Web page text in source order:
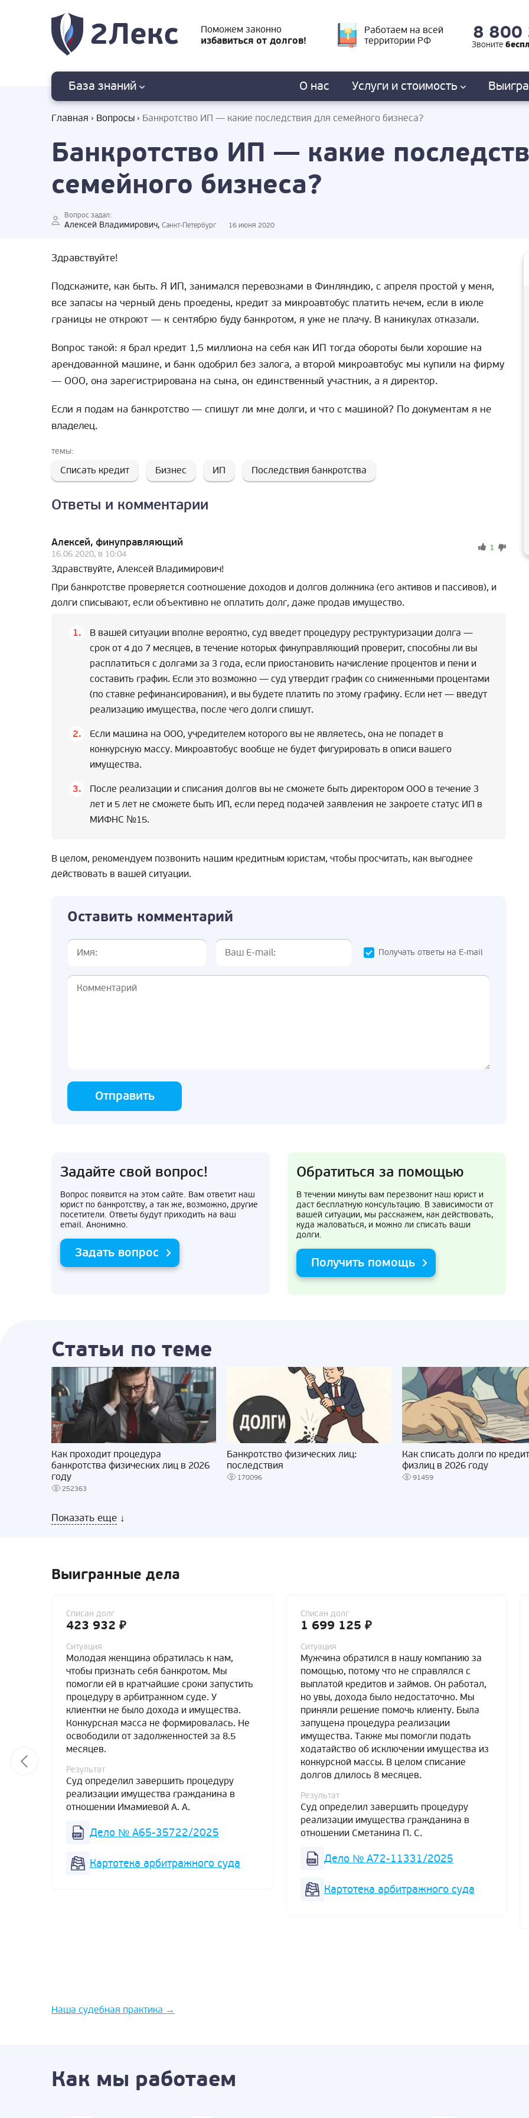
Поможем законно
избавиться от долгов!
Работаем на всей
территории РФ
8 800
Звоните
База знаний О нас Услуги и стоимость
Главная Вопросы Банкротство ИП — какие последствия для семейного бизнеса?
Банкротство ИП — какие
семейного бизнеса?
Вопрос задал:
Алексей Владимирович, Санкт-Петербург 16 июня 2020
Здравствуйте!
Подскажите, как быть. Я ИП, занимался перевозками в Финляндию, с апреля простой у меня,
все запасы на черный день проедены, кредит за микроавтобус платить нечем, если в июле
границы не откроют — к сентябрю буду банкротом, я уже не плачу. В каникулах отказали.
Вопрос такой: я брал кредит 1,5 миллиона на себя как ИП тогда обороты были хорошие на
арендованной машине, и банк одобрил без залога, а второй микроавтобус мы купили на фирму
— ООО, она зарегистрирована на сына, он единственный участник, а я директор.
Если я подам на банкротство — спишут ли мне долги, и что с машиной? По документам я не
владелец.
темы:
Списать кредит Бизнес ИП Последствия банкротства
Ответы и комментарии
Алексей, финуправляющий
16.06.2020, в 10:04
1
Здравствуйте, Алексей Владимирович!
При банкротстве проверяется соотношение доходов и долгов должника (его активов и пассивов), и
долги списывают, если объективно не оплатить долг, даже продав имущество.
В вашей ситуации вполне вероятно, суд введет процедуру реструктуризации долга —
срок от 4 до 7 месяцев, в течение которых финуправляющий проверит, способны ли вы
расплатиться с долгами за 3 года, если приостановить начисление процентов и пени и
составить график. Если это возможно — суд утвердит график со сниженными процентами
(по ставке рефинансирования), и вы будете платить по этому графику. Если нет — введут
реализацию имущества, после чего долги спишут.
Если машина на ООО, учредителем которого вы не являетесь, она не попадет в
конкурсную массу. Микроавтобус вообще не будет фигурировать в описи вашего
имущества.
После реализации и списания долгов вы не сможете быть директором ООО в течение 3
лет и 5 лет не сможете быть ИП, если перед подачей заявления не закроете статус ИП в
МИФНС №15.
В целом, рекомендуем позвонить нашим кредитным юристам, чтобы просчитать, как выгоднее
действовать в вашей ситуации.
Оставить комментарий
Получать ответы на E-mail
Отправить
Задайте свой вопрос!
Вопрос появится на этом сайте. Вам ответит наш
юрист по банкротству, а так же, возможно, другие
посетители. Ответы будут приходить на ваш
email. Анонимно.
Задать вопрос
Обратиться за помощью
В течении минуты вам перезвонит наш юрист и
даст бесплатную консультацию. В зависимости от
вашей ситуации, мы расскажем, как действовать,
куда жаловаться, и можно ли списать ваши
долги.
Получить помощь
Статьи по теме
Как проходит процедура
банкротства физических лиц в 2026
году
252363
Банкротство физических лиц:
последствия
170096
Как списать долги по
физлиц в 2026 году
91459
Показать еще ↓
Выигранные дела
Списан долг
423 932 ₽
Ситуация
Молодая женщина обратилась к нам,
чтобы признать себя банкротом. Мы
помогли ей в кратчайшие сроки запустить
процедуру в арбитражном суде. У
клиентки не было дохода и имущества.
Конкурсная масса не формировалась. Не
освободили от задолженностей за 8.5
месяцев.
Результат
Суд определил завершить процедуру
реализации имущества гражданина в
отношении Имамиевой А. А.
Дело № А65-35722/2025
Картотека арбитражного суда
Списан долг
1 699 125 ₽
Ситуация
Мужчина обратился в нашу компанию за
помощью, потому что не справлялся с
выплатой кредитов и займов. Он работал,
но увы, дохода было недостаточно. Мы
приняли решение помочь клиенту. Была
запущена процедура реализации
имущества. Также мы помогли подать
ходатайство об исключении имущества из
конкурсной массы. В целом списание
долгов длилось 8 месяцев.
Результат
Суд определил завершить процедуру
реализации имущества гражданина в
отношении Сметанина П. С.
Дело № А72-11331/2025
Картотека арбитражного суда
Наша судебная практика →
Как мы работаем